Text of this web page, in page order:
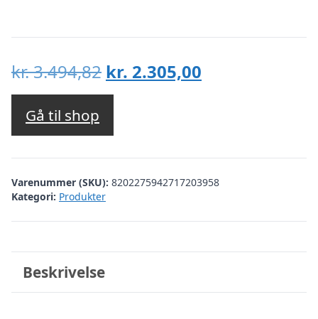
kr.3.494,82 Den
oprindelige
var:
kr. 3.494,82.
kr. 2.305,00
kr. 2.305,00.
Gå til shop
Varenummer (SKU): 8202275942717203958
Kategori: Produkter
Beskrivelse